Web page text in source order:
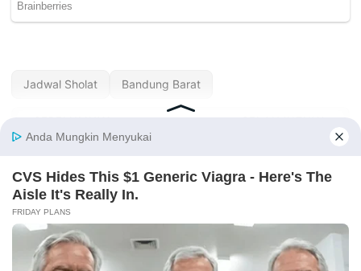
Jadwal Sholat Bandung Barat
Jadwal Sholat
Bandarlampung Hari
Ini — Agustus 2026
Jadwal Sholat
Bandung Hari Ini —